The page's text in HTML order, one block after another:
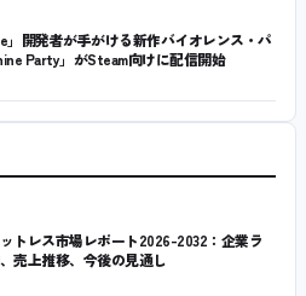
」開発者が手がける新作バイオレンス・パ
Party」がSteam向けに配信開始
トレス市場レポート2026-2032：企業ラ
売上推移、今後の見通し